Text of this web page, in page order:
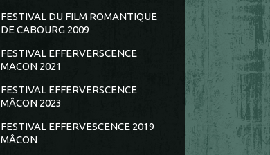
FESTIVAL DU FILM ROMANTIQUE
DE CABOURG 2009
FESTIVAL EFFERVERSCENCE
MACON 2021
FESTIVAL EFFERVERSCENCE
MÂCON 2023
FESTIVAL EFFERVESCENCE 2019
MÂCON